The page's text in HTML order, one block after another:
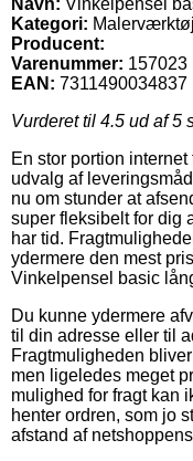
Kategori: Malerværktøj
Producent:
Varenummer: 157023
EAN: 7311490034837
Vurderet til 4.5 ud af 5
En stor portion
udvalg af
nu om stunder at
super fleksibelt for dig
har tid.
ydermere den mest
Vinkelpensel basic
Du kunne ydermere
til din adresse eller til
Fragtmuligheden
men ligeledes meget
mulighed for fragt kan
henter ordren, som jo
afstand af